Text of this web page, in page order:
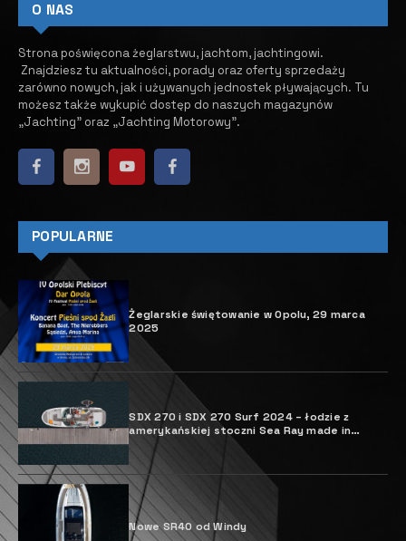
O NAS
Strona poświęcona żeglarstwu, jachtom, jachtingowi.
Znajdziesz tu aktualności, porady oraz oferty sprzedaży
zarówno nowych, jak i używanych jednostek pływających. ​ Tu
możesz także wykupić dostęp do naszych magazynów
„Jachting” oraz „Jachting Motorowy”.
POPULARNE
Żeglarskie świętowanie w Opolu, 29 marca
2025
SDX 270 i SDX 270 Surf 2024 – łodzie z
amerykańskiej stoczni Sea Ray made in
Poland
Nowe SR40 od Windy